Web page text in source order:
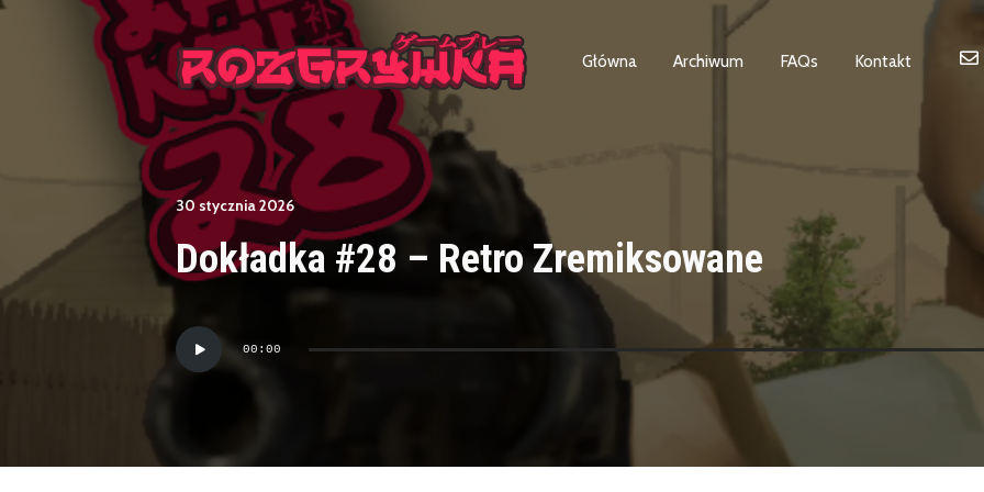
Główna Archiwum FAQs Kontakt
30 stycznia 2026
Dokładka #28 – Retro Zremiksowane
Odtwarzacz
plików
00:00